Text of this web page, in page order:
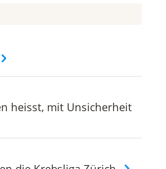
heisst, mit Unsicherheit